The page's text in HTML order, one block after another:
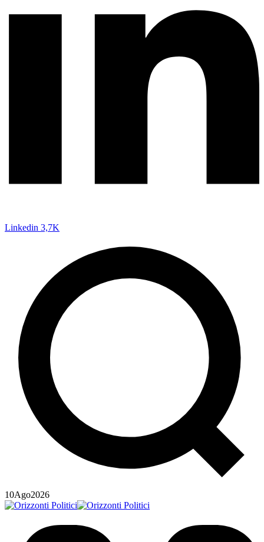
Linkedin 3,7K
10Ago2026